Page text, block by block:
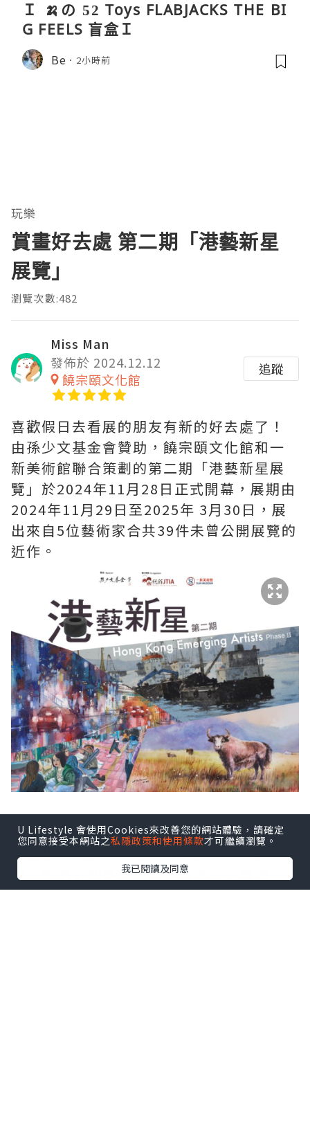
Ｉ 🍌の 52 Toys FLABJACKS THE BI
G FEELS 盲盒Ｉ
Be 2小時前
玩樂
賞畫好去處 第二期「港藝新星
展覽」
瀏覽次數:482
Miss Man
發佈於 2024.12.12
饒宗頤文化館
追蹤
喜歡假日去看展的朋友有新的好去處了！
由孫少文基金會贊助，饒宗頤文化館和一
新美術館聯合策劃的第二期「港藝新星展
覽」於2024年11月28日正式開幕，展期由
2024年11月29日至2025年 3月30日，展
出來自5位藝術家合共39件未曾公開展覽的
近作。
經過多月的公開招募、甄選及籌備後，最
後選拔了5位40歲或以下的香港年輕藝術
家，他們分別是周秀蘭、陳志文、陳浠
楠、劉昕及謝樂柔，5位港藝新星的背景大
U Lifestyle 會使用Cookies來改善您的網站體驗，請確定
您同意接受本網站之私隱政策和使用條款才可繼續瀏覽。
我已閱讀及同意